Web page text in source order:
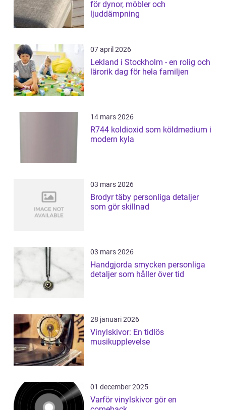
för dynor, möbler och
ljuddämpning
07 april 2026
Lekland i Stockholm - en rolig och
lärorik dag för hela familjen
14 mars 2026
R744 koldioxid som köldmedium i
modern kyla
03 mars 2026
Brodyr täby personliga detaljer
som gör skillnad
03 mars 2026
Handgjorda smycken personliga
detaljer som håller över tid
28 januari 2026
Vinylskivor: En tidlös
musikupplevelse
01 december 2025
Varför vinylskivor gör en